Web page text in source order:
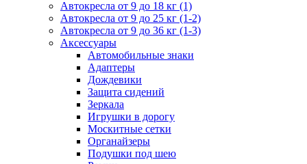
Автокресла от 9 до 18 кг (1)
Автокресла от 9 до 25 кг (1-2)
Автокресла от 9 до 36 кг (1-3)
Аксессуары
Автомобильные знаки
Адаптеры
Дождевики
Защита сидений
Зеркала
Игрушки в дорогу
Москитные сетки
Органайзеры
Подушки под шею